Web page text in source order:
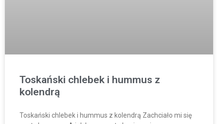
Toskański chlebek i hummus z
kolendrą
Toskański chlebek i hummus z kolendrą Zachciało mi się